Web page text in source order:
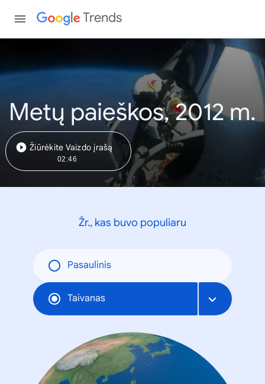
Trends
Metų paieškos, 2012 m.
Žiūrėkite Vaizdo įrašą
02:46
Žr., kas buvo populiaru
Pasaulinis
Taivanas